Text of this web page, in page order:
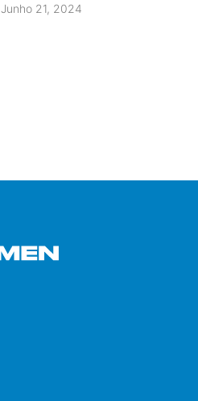
Junho 21, 2024